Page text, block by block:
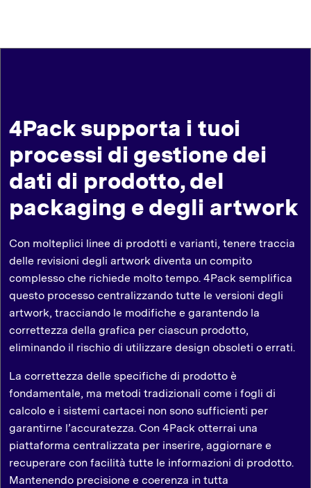
4Pack supporta i tuoi
processi di gestione dei
dati di prodotto, del
packaging e degli artwork
Con molteplici linee di prodotti e varianti, tenere traccia
delle revisioni degli artwork diventa un compito
complesso che richiede molto tempo. 4Pack semplifica
questo processo centralizzando tutte le versioni degli
artwork, tracciando le modifiche e garantendo la
correttezza della grafica per ciascun prodotto,
eliminando il rischio di utilizzare design obsoleti o errati.
La correttezza delle specifiche di prodotto è
fondamentale, ma metodi tradizionali come i fogli di
calcolo e i sistemi cartacei non sono sufficienti per
garantirne l’accuratezza. Con 4Pack otterrai una
piattaforma centralizzata per inserire, aggiornare e
recuperare con facilità tutte le informazioni di prodotto.
Mantenendo precisione e coerenza in tutta